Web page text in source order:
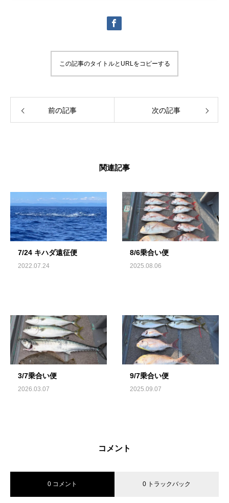
この記事のタイトルとURLをコピーする
前の記事 次の記事
関連記事
7/24 キハダ遠征便
2022.07.24
8/6乗合い便
2025.08.06
3/7乗合い便
2026.03.07
9/7乗合い便
2025.09.07
コメント
0 コメント 0 トラックバック